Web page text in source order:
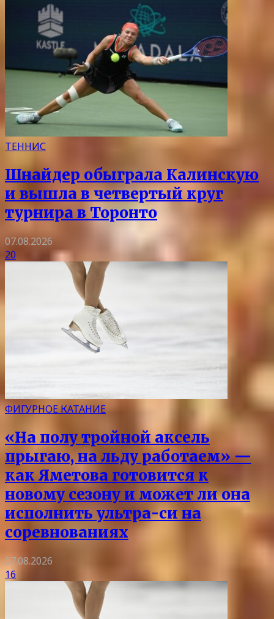
ТЕННИС
Шнайдер обыграла Калинскую
и вышла в четвертый круг
турнира в Торонто
07.08.2026
20
ФИГУРНОЕ КАТАНИЕ
«На полу тройной аксель
прыгаю, на льду работаем» —
как Яметова готовится к
новому сезону и может ли она
исполнить ультра-си на
соревнованиях
07.08.2026
16